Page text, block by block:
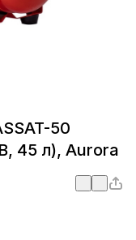
50
45 л), Aurora